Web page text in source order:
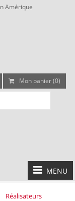
Amérique
Mon panier (0)
MENU
Réalisateurs